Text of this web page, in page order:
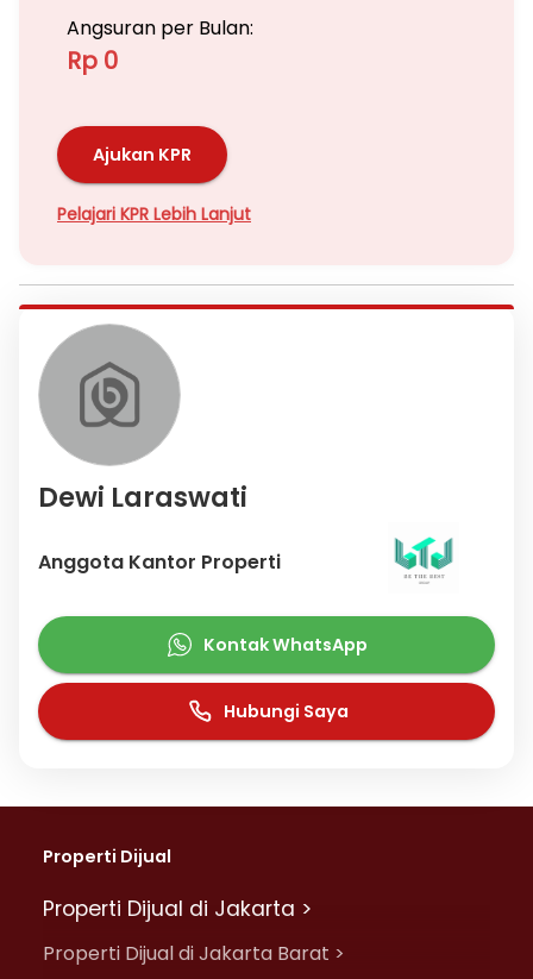
Angsuran per Bulan:
Rp 0
Ajukan KPR
Pelajari KPR Lebih Lanjut
Dewi Laraswati
Anggota Kantor Properti
Kontak WhatsApp
Hubungi Saya
Properti Dijual
Properti Dijual di Jakarta >
Properti Dijual di Jakarta Barat >